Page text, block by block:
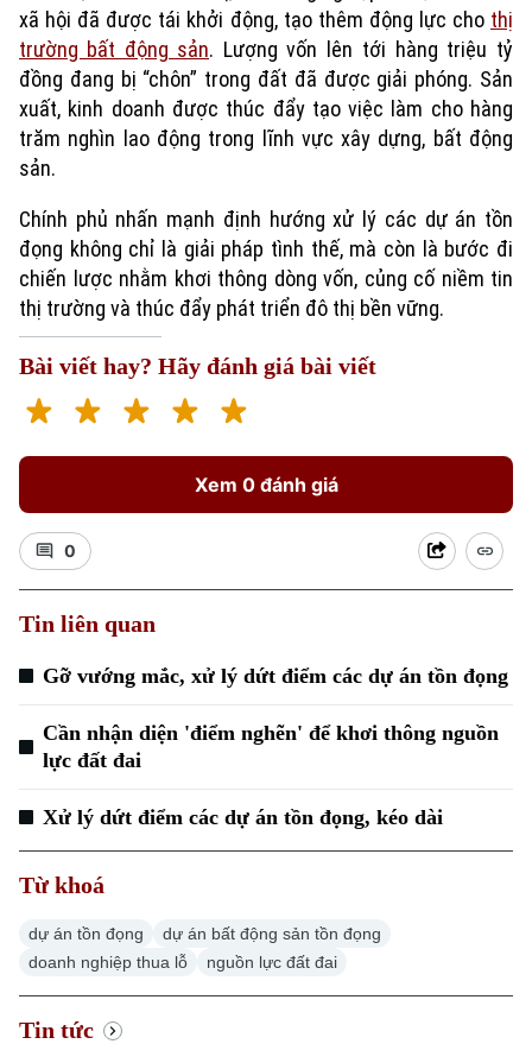
Xu hướng
xã hội đã được tái khởi động, tạo thêm động lực cho thị
trường bất động sản. Lượng vốn lên tới hàng triệu tỷ
đồng đang bị “chôn” trong đất đã được giải phóng. Sản
xuất, kinh doanh được thúc đẩy tạo việc làm cho hàng
trăm nghìn lao động trong lĩnh vực xây dựng, bất động
sản.
Chính phủ nhấn mạnh định hướng xử lý các dự án tồn
đọng không chỉ là giải pháp tình thế, mà còn là bước đi
chiến lược nhằm khơi thông dòng vốn, củng cố niềm tin
thị trường và thúc đẩy phát triển đô thị bền vững.
Bài viết hay? Hãy đánh giá bài viết
Xem 0 đánh giá
0
Tin liên quan
Gỡ vướng mắc, xử lý dứt điểm các dự án tồn đọng
Cần nhận diện 'điểm nghẽn' để khơi thông nguồn
lực đất đai
Xử lý dứt điểm các dự án tồn đọng, kéo dài
Từ khoá
dự án tồn đọng
dự án bất động sản tồn đọng
doanh nghiệp thua lỗ
nguồn lực đất đai
Tin tức